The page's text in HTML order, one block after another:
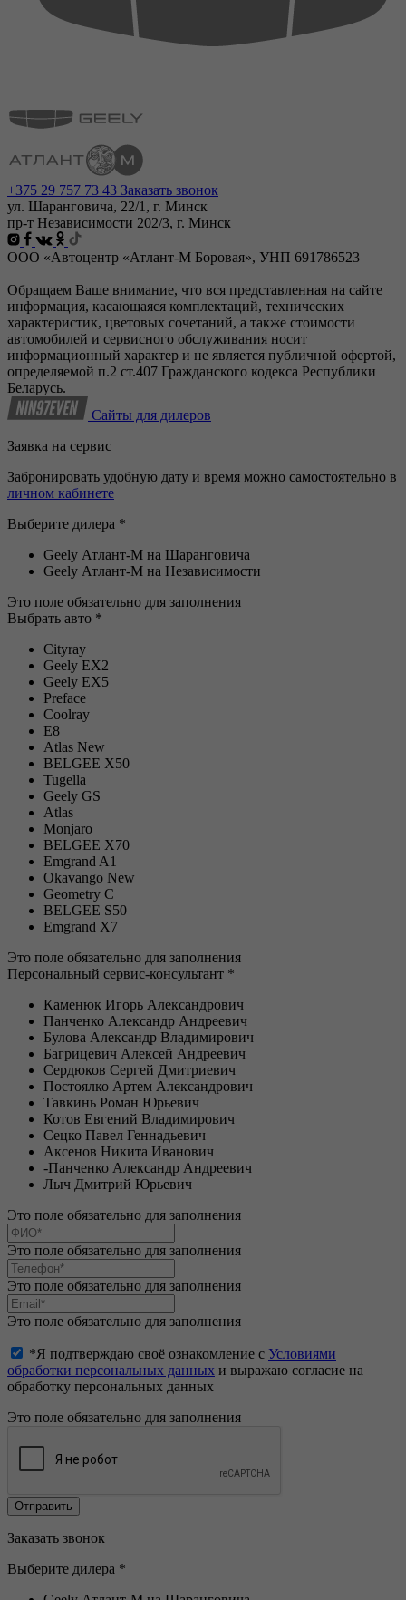
+375 29 757 73 43 Заказать звонок
ул. Шаранговича, 22/1, г. Минск
пр-т Независимости 202/3, г. Минск
ООО «Автоцентр «Атлант-М Боровая», УНП 691786523
Обращаем Ваше внимание, что вся представленная на сайте
информация, касающаяся комплектаций, технических
характеристик, цветовых сочетаний, а также стоимости
автомобилей и сервисного обслуживания носит
информационный характер и не является публичной офертой,
определяемой п.2 ст.407 Гражданского кодекса Республики
Беларусь.
Сайты для дилеров
Заявка на сервис
Забронировать удобную дату и время можно самостоятельно в
личном кабинете
Выберите дилера *
Geely Атлант-М на Шаранговича
Geely Атлант-М на Независимости
Это поле обязательно для заполнения
Выбрать авто *
Cityray
Geely EX2
Geely EX5
Preface
Coolray
E8
Atlas New
BELGEE Х50
Tugella
Geely GS
Atlas
Monjaro
BELGEE X70
Emgrand A1
Okavango New
Geometry C
BELGEE S50
Emgrand X7
Это поле обязательно для заполнения
Персональный сервис-консультант *
Каменюк Игорь Александрович
Панченко Александр Андреевич
Булова Александр Владимирович
Багрицевич Алексей Андреевич
Сердюков Сергей Дмитриевич
Постоялко Артем Александрович
Тавкинь Роман Юрьевич
Котов Евгений Владимирович
Сецко Павел Геннадьевич
Аксенов Никита Иванович
-Панченко Александр Андреевич
Лыч Дмитрий Юрьевич
Это поле обязательно для заполнения
Это поле обязательно для заполнения
Это поле обязательно для заполнения
Это поле обязательно для заполнения
*Я подтверждаю своё ознакомление с Условиями
обработки персональных данных и выражаю согласие на
обработку персональных данных
Это поле обязательно для заполнения
Заказать звонок
Выберите дилера *